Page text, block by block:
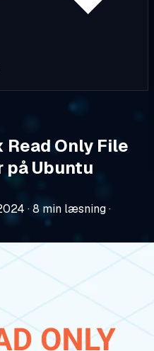
Only File
Ubuntu
·8 min læsning·